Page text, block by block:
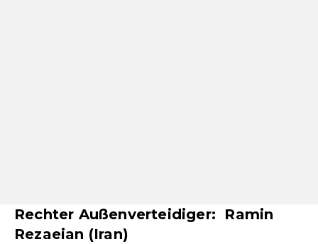
Rechter Außenverteidiger: Ramin
Rezaeian (Iran)